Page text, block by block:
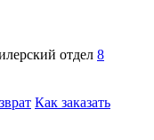
отдел 8
Как заказать